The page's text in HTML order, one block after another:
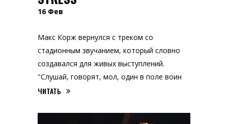
16 Фев
Макс Корж вернулся с треком со
стадионным звучанием, который словно
создавался для живых выступлений.
"Слушай, говорят, мол, один в поле воин
ЧИТАТЬ